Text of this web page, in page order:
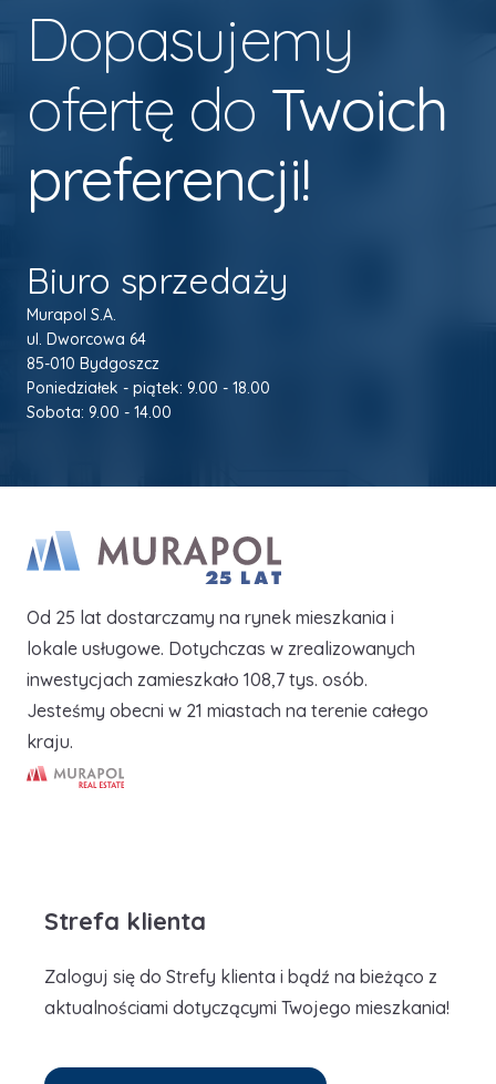
Dopasujemy
ofertę do Twoich
preferencji!
Biuro sprzedaży
Murapol S.A.
ul. Dworcowa 64
85-010 Bydgoszcz
Poniedziałek - piątek: 9.00 - 18.00
Sobota: 9.00 - 14.00
Od 25 lat dostarczamy na rynek mieszkania i
lokale usługowe. Dotychczas w zrealizowanych
inwestycjach zamieszkało 108,7 tys. osób.
Jesteśmy obecni w 21 miastach na terenie całego
kraju.
Strefa klienta
Zaloguj się do Strefy klienta i bądź na bieżąco z
aktualnościami dotyczącymi Twojego mieszkania!